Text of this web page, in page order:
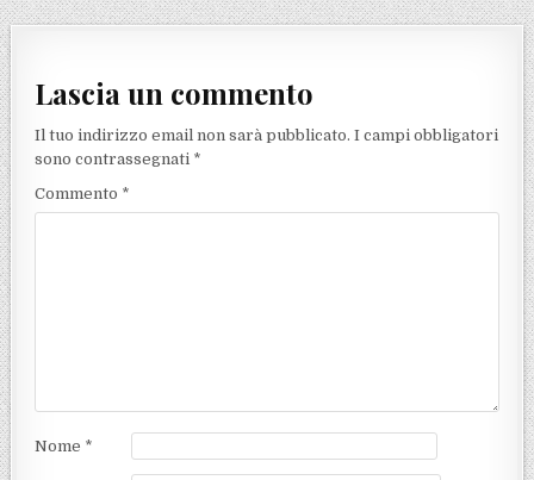
Lascia un commento
Il tuo indirizzo email non sarà pubblicato. I campi obbligatori
sono contrassegnati *
Commento *
Nome *